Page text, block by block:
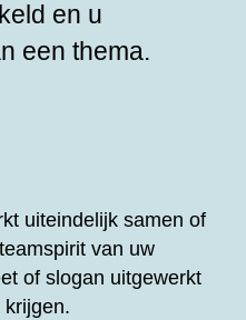
en u
een thema.
uiteindelijk samen of
van uw
of slogan uitgewerkt